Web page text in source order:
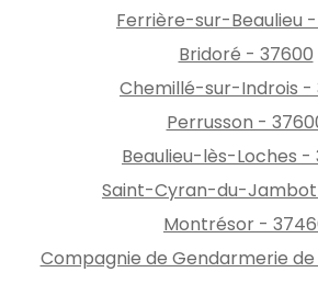
Ferrière-sur-Beaulieu
Bridoré - 37600
Chemillé-sur-Indrois -
Perrusson -
Beaulieu-lès-Loches -
Saint-Cyran-du-
Montrésor -
Compagnie de Gendarmerie